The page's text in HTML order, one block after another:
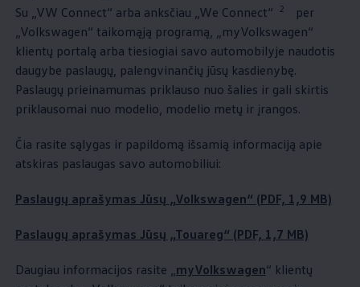
Su „VW Connect“ arba anksčiau „We Connect“ 2
per
„Volkswagen“ taikomąją programą, „myVolkswagen“
klientų portalą arba tiesiogiai savo automobilyje naudotis
daugybe paslaugų, palengvinančių jūsų kasdienybę.
Paslaugų prieinamumas priklauso nuo šalies ir gali skirtis
priklausomai nuo modelio, modelio metų ir įrangos.
Čia rasite sąlygas ir papildomą išsamią informaciją apie
atskiras paslaugas savo automobiliui:
Paslaugų aprašymas Jūsų „Volkswagen“ (PDF, 1,9 MB)
Paslaugų aprašymas Jūsų „Touareg“ (PDF, 1,7 MB)
Daugiau informacijos rasite „myVolkswagen“ klientų